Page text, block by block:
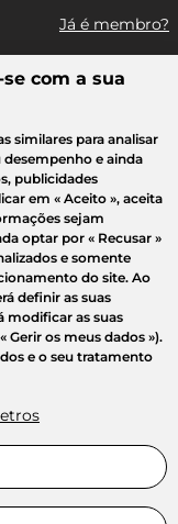
Já é membro?
venda...
Criança Beleza
com a sua
similares para analisar
desempenho e ainda
publicidades
em « Aceito », aceita
sejam
optar por « Recusar »
e somente
do site. Ao
definir as suas
modificar as suas
Gerir os meus dados »).
e o seu tratamento